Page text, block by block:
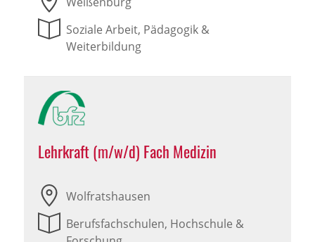
Soziale Arbeit, Pädagogik &
Weiterbildung
Lehrkraft (m/w/d) Fach Medizin
Wolfratshausen
Berufsfachschulen, Hochschule &